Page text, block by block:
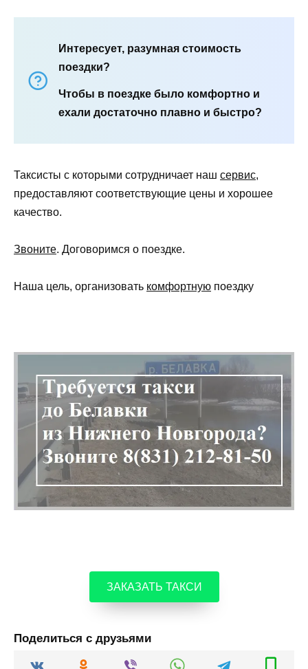
Интересует, разумная стоимость
поездки?
Чтобы в поездке было комфортно и
ехали достаточно плавно и быстро?
Таксисты с которыми сотрудничает наш сервис,
предоставляют соответствующие цены и хорошее
качество.
Звоните. Договоримся о поездке.
Наша цель, организовать комфортную поездку
ЗАКАЗАТЬ ТАКСИ
Поделиться с друзьями